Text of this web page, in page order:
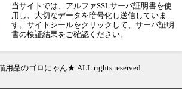
当サイトでは、アルファSSLサーバ証明書を使
用し、大切なデータを暗号化し送信していま
す。サイトシールをクリックして、サーバ証明
書の検証結果をご確認ください。
用品のゴロにゃん★ ALL rights reserved.